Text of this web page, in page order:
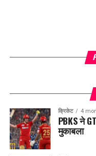
क्रिकेट 4
PBKS ने
मुकाबला